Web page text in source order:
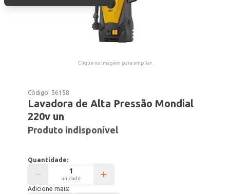
Clique na imagem para ampliar.
Código: 56158
Lavadora de Alta Pressão Mondial
220v un
Produto indisponível
Quantidade:
unidade
Adicione mais: